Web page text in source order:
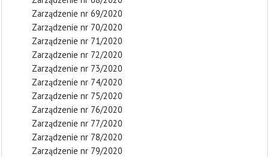
Zarządzenie nr 69/2020
Zarządzenie nr 70/2020
Zarządzenie nr 71/2020
Zarządzenie nr 72/2020
Zarządzenie nr 73/2020
Zarządzenie nr 74/2020
Zarządzenie nr 75/2020
Zarządzenie nr 76/2020
Zarządzenie nr 77/2020
Zarządzenie nr 78/2020
Zarządzenie nr 79/2020